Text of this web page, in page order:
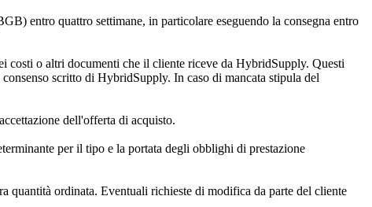
entro quattro settimane, in particolare eseguendo la consegna entro
o altri documenti che il cliente riceve da HybridSupply. Questi
scritto di HybridSupply. In caso di mancata stipula del
dell'offerta di acquisto.
per il tipo e la portata degli obblighi di prestazione
quantità ordinata. Eventuali richieste di modifica da parte del cliente